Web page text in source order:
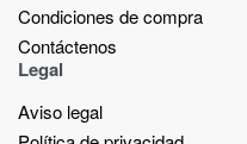
Condiciones de compra
Contáctenos
Legal
Aviso legal